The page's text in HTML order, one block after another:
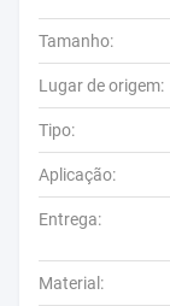
Tamanho:
Lugar de origem:
Tipo:
Aplicação:
Entrega:
Material: